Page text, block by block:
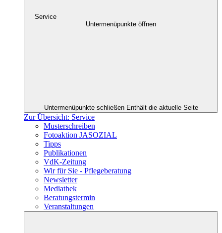
Service
Untermenüpunkte öffnen
Untermenüpunkte schließen Enthält die aktuelle Seite
Zur Übersicht: Service
Musterschreiben
Fotoaktion JASOZIAL
Tipps
Publikationen
VdK-Zeitung
Wir für Sie - Pflegeberatung
Newsletter
Mediathek
Beratungstermin
Veranstaltungen